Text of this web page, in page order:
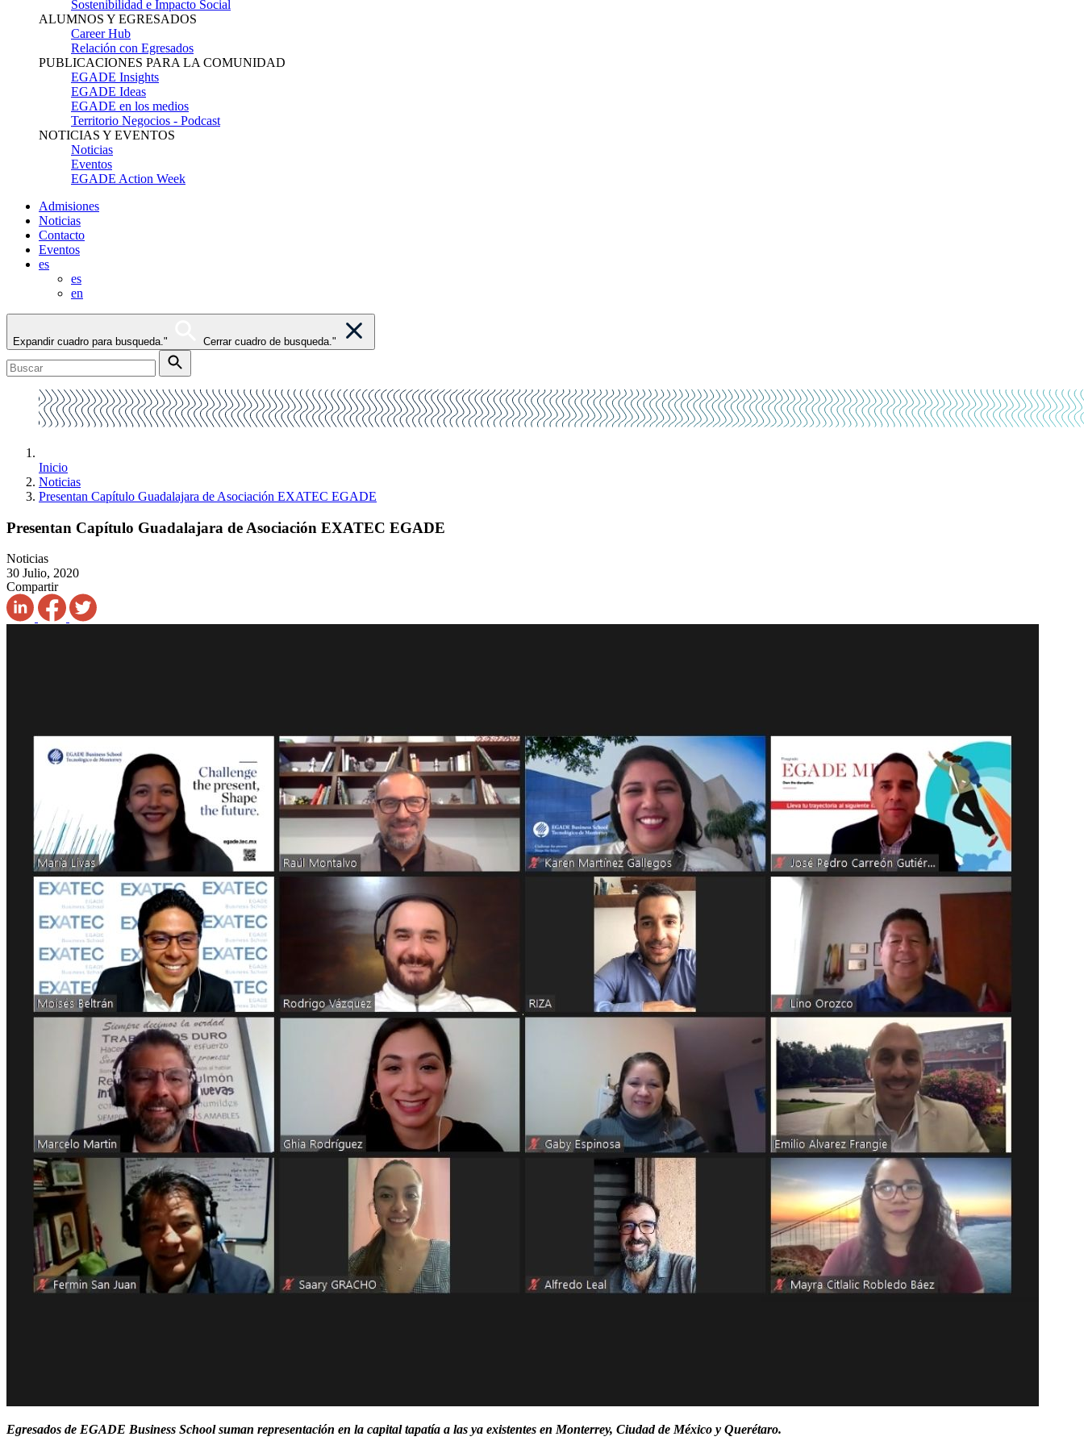
Sostenibilidad e Impacto Social
ALUMNOS Y EGRESADOS
Career Hub
Relación con Egresados
PUBLICACIONES PARA LA COMUNIDAD
EGADE Insights
EGADE Ideas
EGADE en los medios
Territorio Negocios - Podcast
NOTICIAS Y EVENTOS
Noticias
Eventos
EGADE Action Week
Admisiones
Noticias
Contacto
Eventos
es
es
en
Expandir cuadro para busqueda." Cerrar cuadro de busqueda."
Inicio
Noticias
Presentan Capítulo Guadalajara de Asociación EXATEC EGADE
Presentan Capítulo Guadalajara de Asociación EXATEC EGADE
Noticias
30 Julio, 2020
Compartir
Egresados de EGADE Business School suman representación en la capital tapatía a las ya existentes en Monterrey, Ciudad de México y Querétaro.